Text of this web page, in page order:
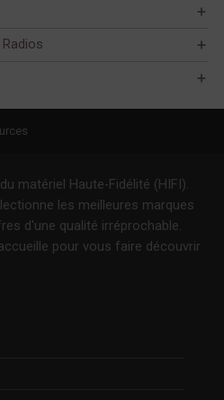
matériel Haute-Fidélité (HIFI).
les meilleures marques
d'une qualité irréprochable.
pour vous faire découvrir